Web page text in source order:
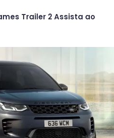
Trailer 2 Assista ao